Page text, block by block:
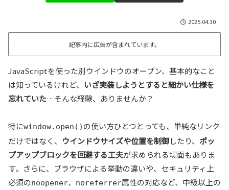
2025.04.30
記事内に広告が含まれています。
JavaScriptを使った別ウインドウのオープン、基本的なこと
は知っているけれど、 いざ実装しようとすると細かい仕様を
忘れていた…そんな経験、ありませんか？
特にwindow.open() の使い方ひとつとっても、単純なリンク
だけではなく、 ウインドウサイズや位置を制御したり、 ポッ
プアップブロックを回避する工夫が求められる場面もありま
す。さらに、ブラウザによる挙動の違いや、セキュリティ上
必須のnoopener、 noreferrer属性の対応など、中級以上の